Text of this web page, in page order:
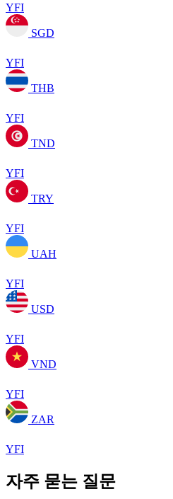
YFI
SGD
YFI
THB
YFI
TND
YFI
TRY
YFI
UAH
YFI
USD
YFI
VND
YFI
ZAR
YFI
자주 묻는 질문